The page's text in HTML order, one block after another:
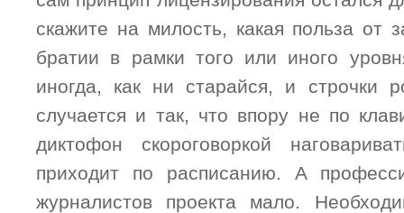
скажите на милость, какая польза от
братии в рамки того или иного
иногда, как ни старайся, и строчки
случается и так, что впору не по
диктофон скороговоркой
приходит по расписанию. А
журналистов проекта мало.